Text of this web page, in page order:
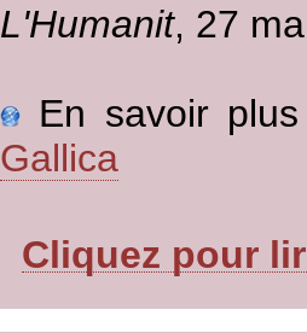
L'Humanit, 27
En savoir
Gallica
Cliquez pour